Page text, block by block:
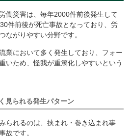
働災害は、毎年2000件前後発生して
件前後が死亡事故となっており、労
ながりやすい分野です。
業において多く発生しており、フォー
いため、怪我が重篤化しやすいという
見られる発生パターン
られるのは、挟まれ・巻き込まれ事
故です。